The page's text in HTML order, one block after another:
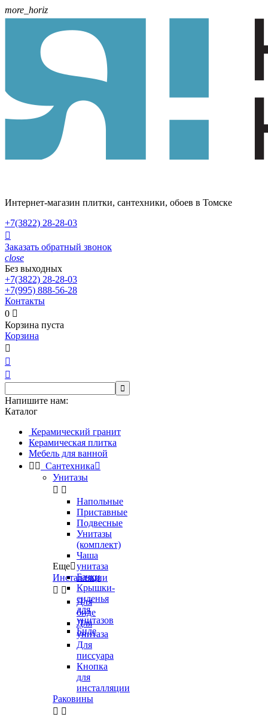
more_horiz
Интернет-магазин плитки, сантехники, обоев в Томске
+7(3822) 28-28-03

Заказать обратный звонок
close
Без выходных
+7(3822) 28-28-03
+7(995) 888-56-28
Контакты
0 
Корзина пуста
Корзина




Напишите нам:
Каталог
Керамический гранит
Керамическая плитка
Мебель для ванной
  Сантехника
Унитазы
 
Напольные
Приставные
Подвесные
Унитазы
(комплект)
Чаша
унитаза
Бачки
Крышки-
сиденья
для
унитазов
Биде
Еще
Инсталляции
 
Для
биде
Для
унитаза
Для
писсуара
Кнопка
для
инсталляции
Раковины
 